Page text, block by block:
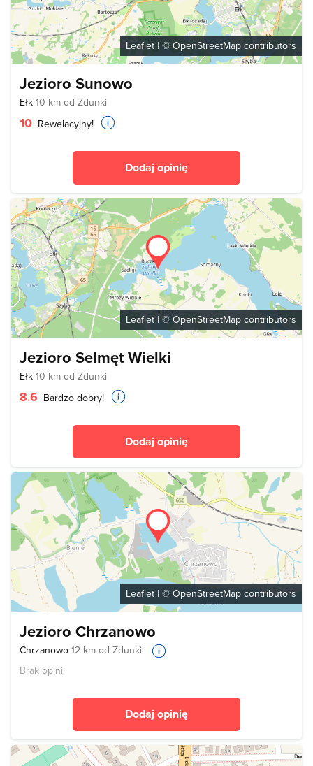
Leaflet | © OpenStreetMap contributors
Jezioro Sunowo
Ełk 10 km od Zdunki
10 Rewelacyjny!
Dodaj opinię
Leaflet| © OpenStreetMap contributors
Jezioro Selmęt Wielki
Ełk 10 km od Zdunki
8.6 Bardzo dobry!
Dodaj opinię
Leaflet | © OpenStreetMap contributors
Jezioro Chrzanowo
Chrzanowo 12 km od Zdunki
Brak opinii
Dodaj opinię